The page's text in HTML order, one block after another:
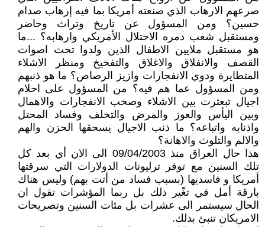
صرعهم الارهاب الذي صنعته أمريكا بما فيه إرهاب صدام
حسين؟ ومن المسؤول عن تاريخ وتراث وحاضر
ومستقبل شعب دمره الاحتلال الأمريكي وارهابه؟ ...ما
هو مستقبل ملايين الاطفال الذين ولدوا تحت اصوات
القصف والانفلاق والاغلاق والتفخيخ ومنظر الاشلاء
المتطايرة ودوي الانفجارات وازيز الرصاص؟ ما هو ذنبهم
ومن المسؤول عما هم فيه؟ من المسؤول على احلام
اجيال تبعثرت بين الاشلاء وصخب الانفجارات والاهمال
وبين اليأس والعوز والمرض والتخلف وفساد المحتل
واذنابه واتباعه؟ ما ذنب الاجيال يسحقها الحزن والهم
والالم والتلوث والاهانة؟
هذا حال العراق منذ 09/04/2003 الى الان أي بعد كل
تلك السنين مع توفر ترليونات الدولارات التي سرقتها
أمريكا و فاسديها (بسبب فساد من أتت بهم) وليس هناك
بارقة أمل في تغّير ذلك بل ربما المؤشرات تقول ان
الحال سيستمر الى عشرات بل مئات السنين وتصريحات
الامريكان تنبئ بذلك.